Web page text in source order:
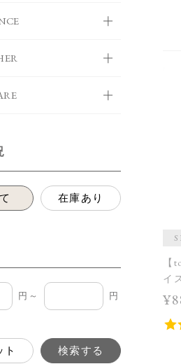
在庫あり
円～ 円
ト 検索する
イ